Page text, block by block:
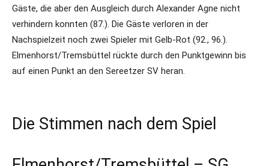
Gäste, die aber den Ausgleich durch Alexander Agne nicht
verhindern konnten (87.). Die Gäste verloren in der
Nachspielzeit noch zwei Spieler mit Gelb-Rot (92., 96.).
Elmenhorst/Tremsbüttel rückte durch den Punktgewinn bis
auf einen Punkt an den Sereetzer SV heran.
Die Stimmen nach dem Spiel